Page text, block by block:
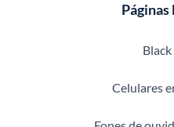
Páginas
Celulares